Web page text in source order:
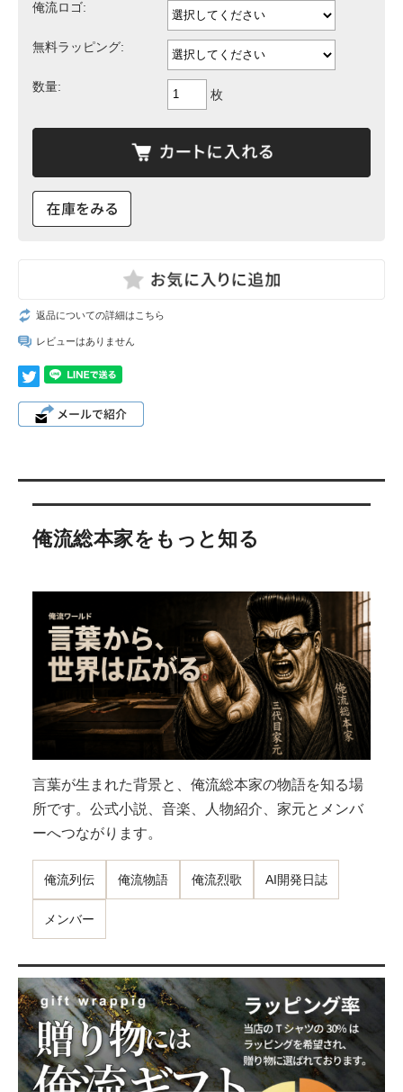
俺流ロゴ:
無料ラッピング:
数量:
枚
返品についての詳細はこちら
レビューはありません
俺流総本家をもっと知る
言葉が生まれた背景と、俺流総本家の物語を知る場
所です。公式小説、音楽、人物紹介、家元とメンバ
ーへつながります。
俺流列伝 俺流物語 俺流烈歌 AI開発日誌
メンバー